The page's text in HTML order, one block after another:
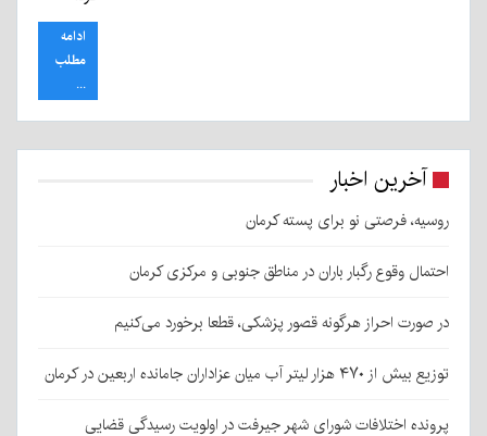
ادامه
مطلب
...
آخرین اخبار
روسیه، فرصتی نو برای پسته کرمان
احتمال وقوع رگبار باران در مناطق جنوبی و مرکزی کرمان
در صورت احراز هرگونه قصور پزشکی، قطعا برخورد می‌کنیم
توزیع بیش از ۴۷۰ هزار لیتر آب میان عزاداران جامانده اربعین در کرمان
پرونده اختلافات شورای شهر جیرفت در اولویت رسیدگی قضایی